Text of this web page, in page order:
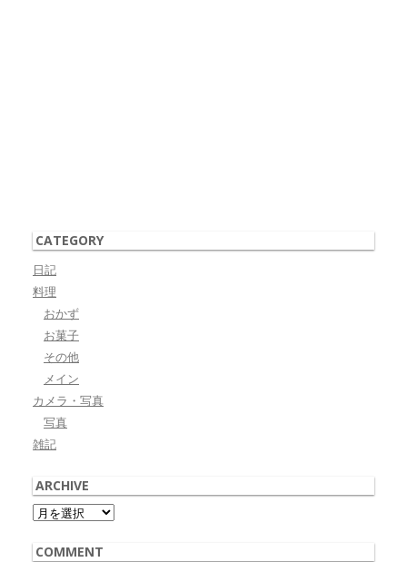
CATEGORY
日記
料理
おかず
お菓子
その他
メイン
カメラ・写真
写真
雑記
ARCHIVE
Archive
COMMENT